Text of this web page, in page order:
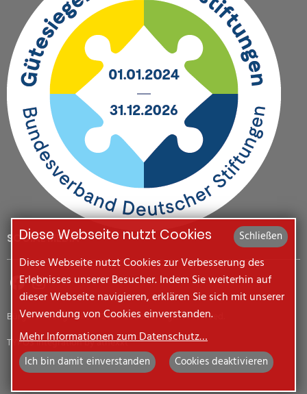
SOCIAL MEDIA
Bürgerstiftung Halle © 2010-2026. All Rights reserved.
TYPO3 integration byatnexxt
Schließen
Diese Webseite nutzt Cookies
Diese Webseite nutzt Cookies zur Verbesserung des
Erlebnisses unserer Besucher. Indem Sie weiterhin auf
dieser Webseite navigieren, erklären Sie sich mit unserer
Verwendung von Cookies einverstanden.
Mehr Informationen zum Datenschutz…